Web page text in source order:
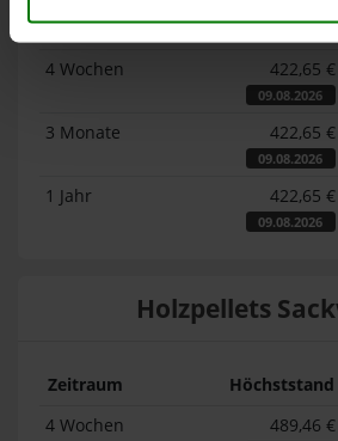
Zeitraum Höchststand
4 Wochen
422,65 €
09.08.2026
3 Monate 422,65 €
09.08.2026
1 Jahr 422,65 €
09.08.2026
Holzpellets
Zeitraum Höchststand
4 Wochen
489,46 €